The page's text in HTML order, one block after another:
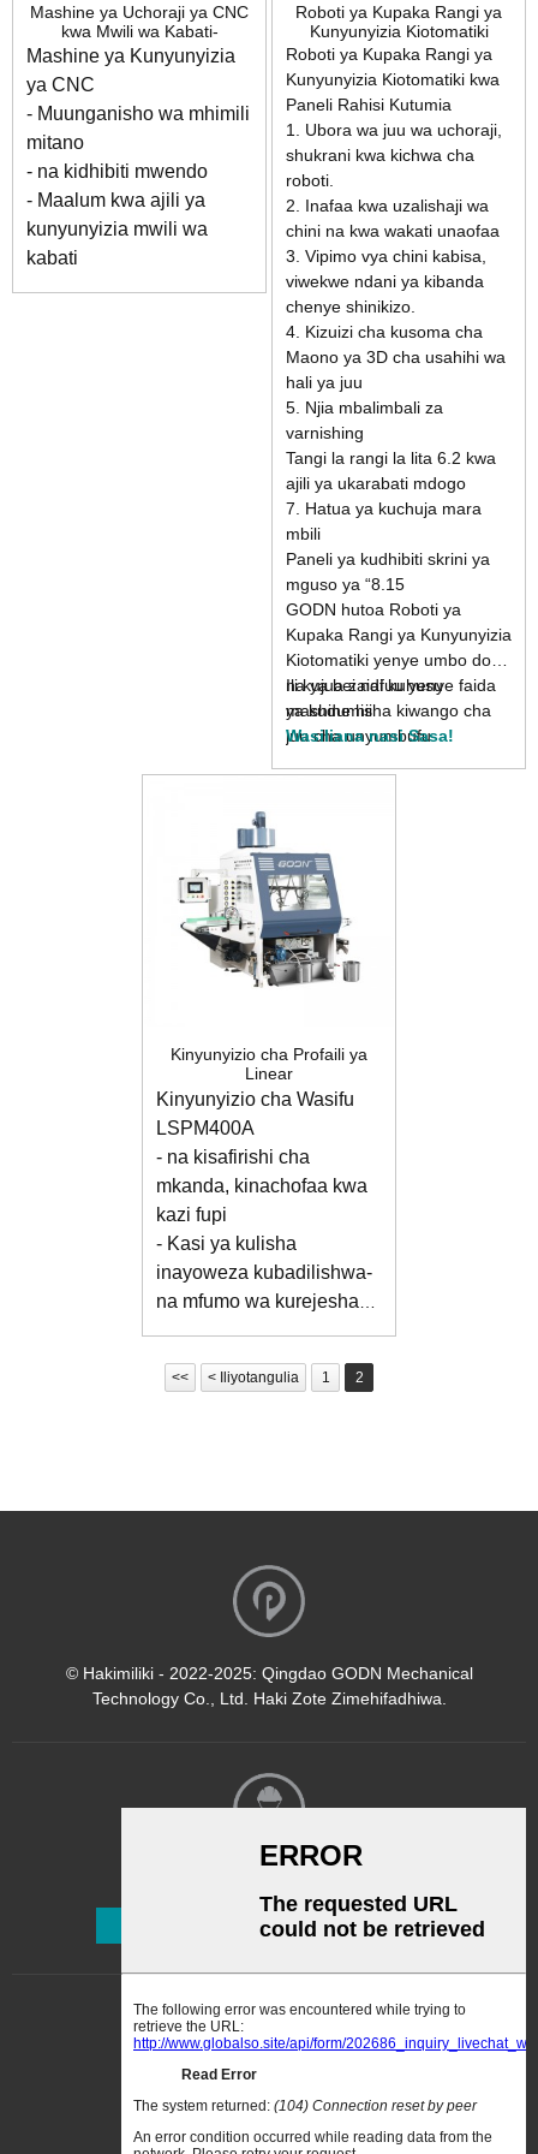
Mashine ya Uchoraji ya CNC
kwa Mwili wa Kabati-
SPD2500H
Mashine ya Kunyunyizia
ya CNC
- Muunganisho wa mhimili
mitano
- na kidhibiti mwendo
- Maalum kwa ajili ya
kunyunyizia mwili wa
kabati
Roboti ya Kupaka Rangi ya
Kunyunyizia Kiotomatiki
yenye Kichanganuzi cha 3D
SPM1300E-3D
Roboti ya Kupaka Rangi ya
Kunyunyizia Kiotomatiki kwa
Paneli Rahisi Kutumia
1. Ubora wa juu wa uchoraji,
shukrani kwa kichwa cha
roboti.
2. Inafaa kwa uzalishaji wa
chini na kwa wakati unaofaa
3. Vipimo vya chini kabisa,
viwekwe ndani ya kibanda
chenye shinikizo.
4. Kizuizi cha kusoma cha
Maono ya 3D cha usahihi wa
hali ya juu
5. Njia mbalimbali za
varnishing
Tangi la rangi la lita 6.2 kwa
ajili ya ukarabati mdogo
7. Hatua ya kuchuja mara
mbili
Paneli ya kudhibiti skrini ya
mguso ya “8.15
GODN hutoa Roboti ya
Kupaka Rangi ya Kunyunyizia
Kiotomatiki yenye umbo dogo
na ya bei nafuu yenye faida
ya kudumisha kiwango cha
juu cha unyumbufu.
Ili kujua zaidi kuhusu
mashine hii
Wasiliana nasi Sasa!
Kinyunyizio cha Profaili ya
Linear
Kinyunyizio cha Wasifu
LSPM400A
- na kisafirishi cha
mkanda, kinachofaa kwa
kazi fupi
- Kasi ya kulisha
inayoweza kubadilishwa-
na mfumo wa kurejesha
kusafisha mikanda
<< < Iliyotangulia 1 2
© Hakimiliki - 2022-2025: Qingdao GODN Mechanical
Technology Co., Ltd. Haki Zote Zimehifadhiwa.
Jiandikishe